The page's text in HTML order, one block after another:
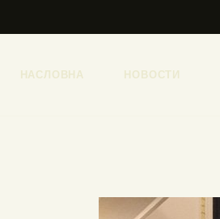
НАСЛОВНА НОВОСТИ